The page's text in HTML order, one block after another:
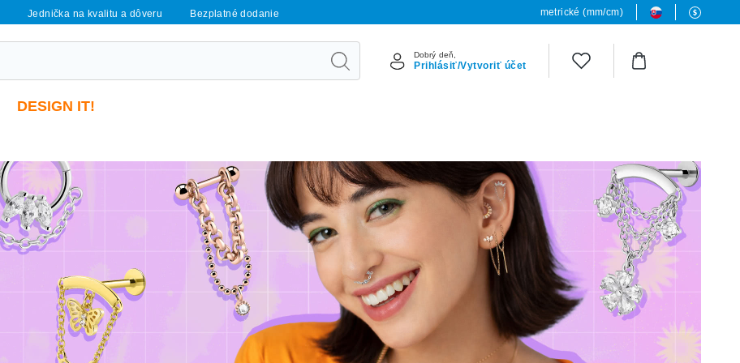
Jednička na kvalitu a dôveru Bezplatné dodanie metrické (mm/cm)
Dobrý deň,
Prihlásiť/Vytvoriť účet
DESIGN IT!